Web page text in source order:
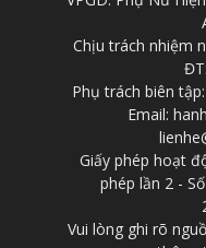
Chịu trách nhiệm
Phụ trách biên
Email:
Giấy phép hoạt
phép lần 2 -
Vui lòng ghi rõ